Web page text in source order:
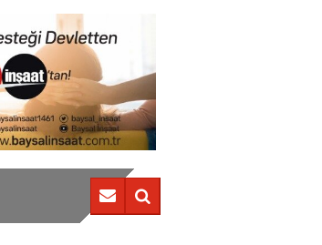
Trabzonspor'da, Alanyaspor maçı öncesi 4 oyuncu...